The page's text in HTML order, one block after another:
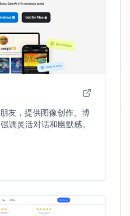
友，提供图像创作、博
调灵活对话和幽默感。